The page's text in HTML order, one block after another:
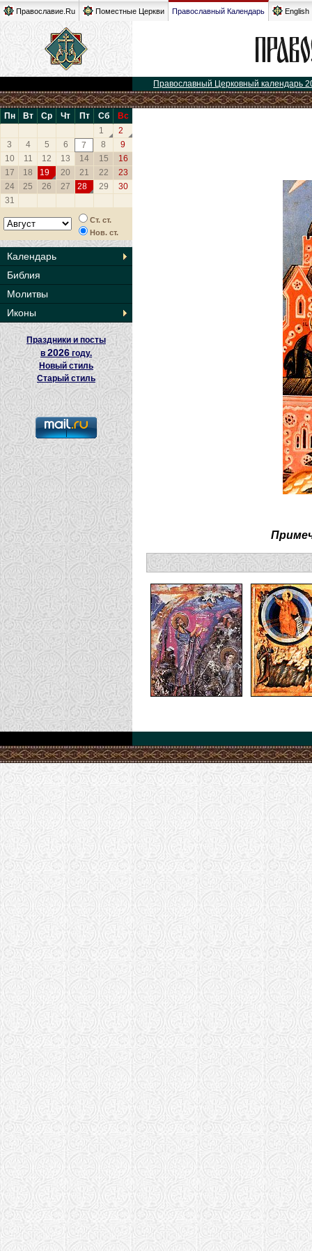
Православие.Ru Поместные Церкви Православный Календарь English
Православный Церковный календарь
Пн Вт Ср Чт Пт Сб
Вс
1
2
3
4 5 6 7 8
9
10
11 12 13 14 15
16
17
18 19 20 21 22
23
24
25 26 27 28 29
30
31
Ст. ст.
Нов. ст.
Календарь
Библия
Молитвы
Иконы
Праздники и посты
в2026 году.
Новый стиль
Старый стиль